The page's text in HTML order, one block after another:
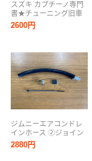
スズキ カプチーノ専門
書★チューニング旧車
ドレスアップEA11R軽
自動車EA21Rカスタム
絶版車
2600円
ジムニーエアコンドレ
インホース ②ジョイン
ト＆耐熱シリコンホー
スタイプ ジムニー、シ
2880円